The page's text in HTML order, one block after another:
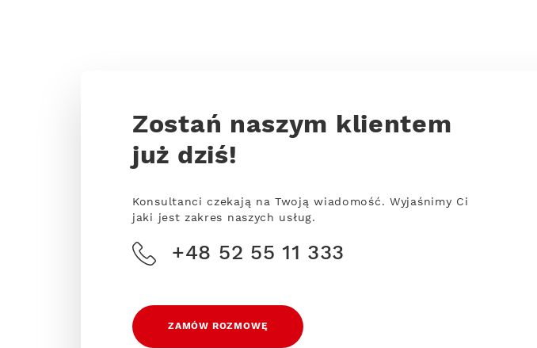
Zostań naszym klientem
już dziś!
Konsultanci czekają na Twoją wiadomość. Wyjaśnimy Ci
jaki jest zakres naszych usług.
+48 52 55 11 333
ZAMÓW ROZMOWĘ